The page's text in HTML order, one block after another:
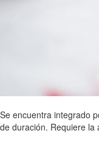
Se encuentra integrado
de duración. Requiere la